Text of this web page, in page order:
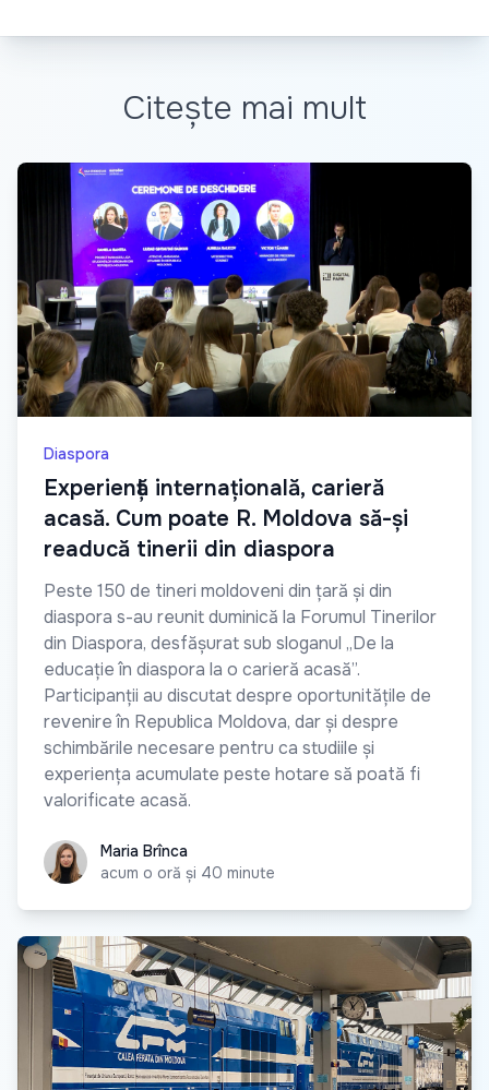
Citește mai mult
Diaspora
Experiență internațională, carieră
acasă. Cum poate R. Moldova să-și
readucă tinerii din diaspora
Peste 150 de tineri moldoveni din țară și din
diaspora s-au reunit duminică la Forumul Tinerilor
din Diaspora, desfășurat sub sloganul „De la
educație în diaspora la o carieră acasă”.
Participanții au discutat despre oportunitățile de
revenire în Republica Moldova, dar și despre
schimbările necesare pentru ca studiile și
experiența acumulate peste hotare să poată fi
valorificate acasă.
Maria BrîncaMaria Brînca
acum o oră și 40 minute